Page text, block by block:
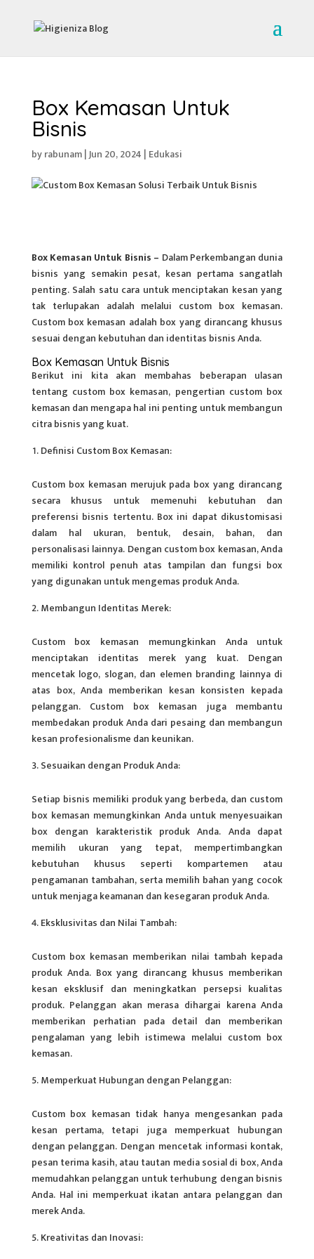
Box Kemasan Untuk
Bisnis
byrabunam|Jun 20, 2024 | Edukasi
Box Kemasan Untuk Bisnis – Dalam Perkembangan dunia
bisnis yang semakin pesat, kesan pertama sangatlah
penting. Salah satu cara untuk menciptakan kesan yang
tak terlupakan adalah melalui custom box kemasan.
Custom box kemasan adalah box yang dirancang khusus
sesuai dengan kebutuhan dan identitas bisnis Anda.
Box Kemasan Untuk Bisnis
Berikut ini kita akan membahas beberapan ulasan
tentang custom box kemasan, pengertian custom box
kemasan dan mengapa hal ini penting untuk membangun
citra bisnis yang kuat.
Definisi Custom Box Kemasan:
Custom boxkemasan merujuk pada box yang dirancang
secara khusus untuk memenuhi kebutuhan dan
preferensi bisnis tertentu. Box ini dapat dikustomisasi
dalam hal ukuran, bentuk, desain, bahan, dan
personalisasi lainnya. Dengan custom box kemasan, Anda
memiliki kontrol penuh atas tampilan dan fungsi box
yang digunakan untuk mengemas produk Anda.
Membangun Identitas Merek:
Custom box kemasan memungkinkan Anda untuk
menciptakan identitas merekyang kuat. Dengan
mencetak logo, slogan, dan elemen branding lainnya di
atas box, Anda memberikan kesan konsisten kepada
pelanggan. Custom box kemasan juga membantu
membedakan produk Anda dari pesaing dan membangun
kesan profesionalisme dan keunikan.
Sesuaikan dengan Produk Anda:
Setiap bisnis memiliki produk yang berbeda, dan custom
box kemasan memungkinkan Anda untuk menyesuaikan
box dengan karakteristik produk Anda. Anda dapat
memilih ukuran yang tepat, mempertimbangkan
kebutuhan khusus seperti kompartemen atau
pengamanan tambahan, serta memilih bahan yang cocok
untuk menjaga keamanan dan kesegaran produk Anda.
Eksklusivitas dan Nilai Tambah:
Custom box kemasan memberikan nilai tambah kepada
produk Anda. Box yang dirancang khusus memberikan
kesan eksklusif dan meningkatkan persepsi kualitas
produk. Pelanggan akan merasa dihargai karena Anda
memberikan perhatian pada detail dan memberikan
pengalaman yang lebih istimewa melalui custom box
kemasan.
Memperkuat Hubungan dengan Pelanggan:
Custom box kemasan tidak hanya mengesankan pada
kesan pertama, tetapi juga memperkuat hubungan
dengan pelanggan. Dengan mencetak informasi kontak,
pesan terima kasih, atau tautan media sosial di box, Anda
memudahkan pelanggan untuk terhubung dengan bisnis
Anda. Hal ini memperkuat ikatan antara pelanggan dan
merek Anda.
Kreativitas dan Inovasi: